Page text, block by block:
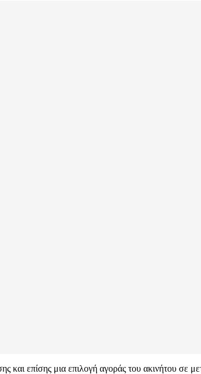
επίσης μια επιλογή αγοράς του ακινήτου σε